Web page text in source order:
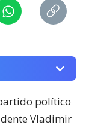
político
Vladimir